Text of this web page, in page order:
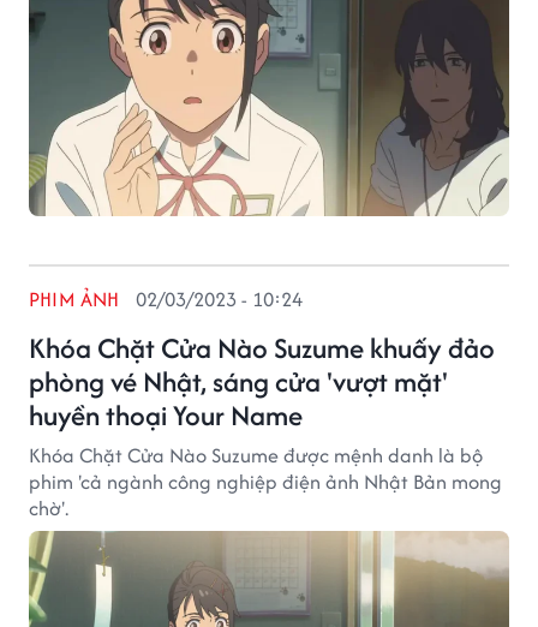
Khóa Chặt Cửa Nào Suzume khuấy đảo
phòng vé Nhật, sáng cửa 'vượt mặt'
huyền thoại Your Name
PHIM ẢNH 02/03/2023 - 10:24
Khóa Chặt Cửa Nào Suzume được mệnh danh là bộ
phim 'cả ngành công nghiệp điện ảnh Nhật Bản mong
chờ'.